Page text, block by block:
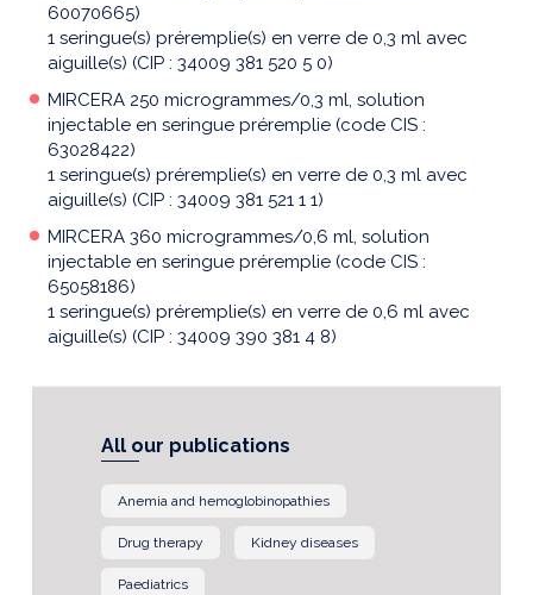
60070665)
1 seringue(s) préremplie(s) en verre de 0,3 ml avec
aiguille(s) (CIP : 34009 381 520 5 0)
MIRCERA 250 microgrammes/0,3 ml, solution
injectable en seringue préremplie (code CIS :
63028422)
1 seringue(s) préremplie(s) en verre de 0,3 ml avec
aiguille(s) (CIP : 34009 381 521 1 1)
MIRCERA 360 microgrammes/0,6 ml, solution
injectable en seringue préremplie (code CIS :
65058186)
1 seringue(s) préremplie(s) en verre de 0,6 ml avec
aiguille(s) (CIP : 34009 390 381 4 8)
All our publications
Anemia and hemoglobinopathies
Drug therapy Kidney diseases
Paediatrics